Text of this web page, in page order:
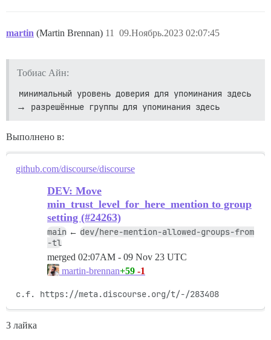
martin (Martin Brennan) 09.Ноябрь.2023 02:07:45
11
Тобиас Айн:
минимальный уровень доверия для упоминания здесь
→ разрешённые группы для упоминания здесь
Выполнено в:
github.com/discourse/discourse
DEV: Move
min_trust_level_for_here_mention to group
setting (#24263)
main ← dev/here-mention-allowed-groups-from
-tl
merged 02:07AM - 09 Nov 23 UTC
martin-brennan+59 -1
c.f. https://meta.discourse.org/t/-/283408
3 лайка